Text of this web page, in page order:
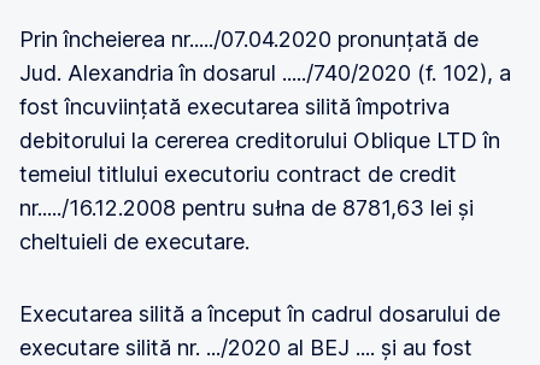
Prin încheierea nr...../07.04.2020 pronunțată de
Jud. Alexandria în dosarul ...../740/2020 (f. 102), a
fost încuviințată executarea silită împotriva
debitorului la cererea creditorului Oblique LTD în
temeiul titlului executoriu contract de credit
nr...../16.12.2008 pentru sułna de 8781,63 lei și
cheltuieli de executare.
Executarea silită a început în cadrul dosarului de
executare silită nr. .../2020 al BEJ .... și au fost